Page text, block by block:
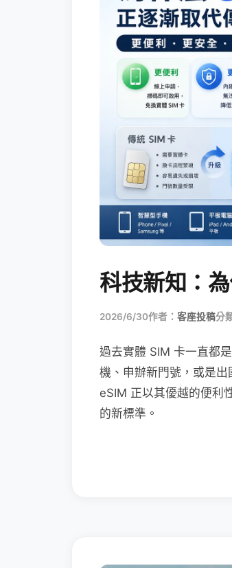
科技新知：
2026/6/30作者： 客座投稿分
過去實體 SIM 卡一直都
機、申辦新門號，或是出
eSIM 正以其優越的便利
的新標準。